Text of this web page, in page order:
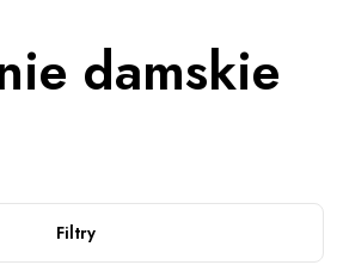
damskie
Filtry